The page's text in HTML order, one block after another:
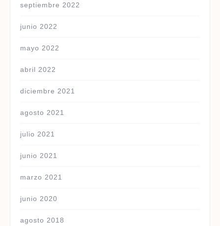
septiembre 2022
junio 2022
mayo 2022
abril 2022
diciembre 2021
agosto 2021
julio 2021
junio 2021
marzo 2021
junio 2020
agosto 2018